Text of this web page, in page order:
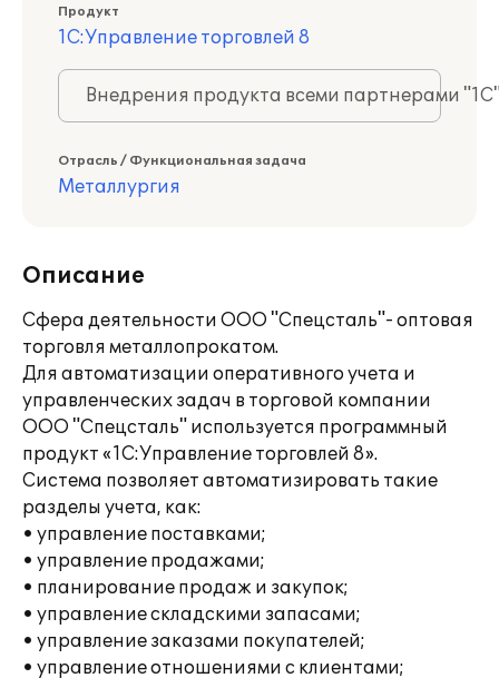
Продукт
1С:Управление торговлей 8
Внедрения продукта всеми партнерами
Отрасль / Функциональная задача
Металлургия
Описание
Сфера деятельности ООО "Спецсталь"- оптовая
торговля металлопрокатом.
Для автоматизации оперативного учета и
управленческих задач в торговой компании
ООО "Спецсталь" используется программный
продукт «1С:Управление торговлей 8».
Система позволяет автоматизировать такие
разделы учета, как:
• управление поставками;
• управление продажами;
• планирование продаж и закупок;
• управление складскими запасами;
• управление заказами покупателей;
• управление отношениями с клиентами;